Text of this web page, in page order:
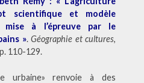
scientifique et modèle
mise à l’épreuve par le
».Géographie et cultures,
110-129.
urbaine» renvoie à des